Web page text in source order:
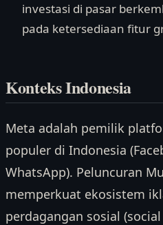
investasi di pasar
pada ketersediaan fitur
Konteks Indonesia
Meta adalah pemilik
populer di Indonesia
WhatsApp). Peluncuran
memperkuat ekosistem
perdagangan sosial